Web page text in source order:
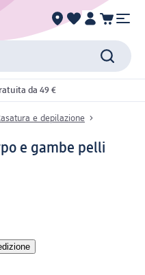
da 49 €
e depilazione
e gambe pelli